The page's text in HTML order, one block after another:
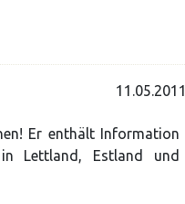
11.05.2011
Er enthält Information
Lettland, Estland und